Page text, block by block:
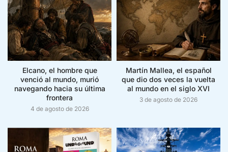
Elcano, el hombre que
venció al mundo, murió
navegando hacia su última
frontera
4 de agosto de 2026
Martín Mallea, el español
que dio dos veces la vuelta
al mundo en el siglo XVI
3 de agosto de 2026